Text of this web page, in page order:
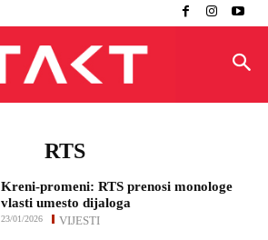
RTS
Kreni-promeni: RTS prenosi monologe
vlasti umesto dijaloga
VIJESTI
23/01/2026